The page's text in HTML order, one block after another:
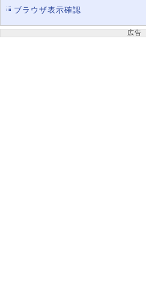
ブラウザ表示確認
広告